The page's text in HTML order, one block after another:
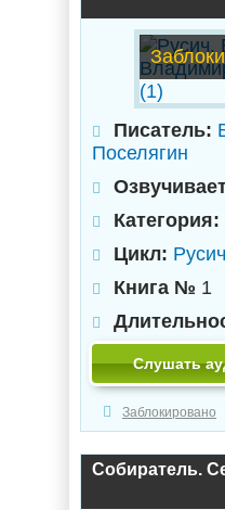
Писатель:
Поселягин
Категория:
Цикл: Русич
Книга № 1
Слушать
Заблокировано